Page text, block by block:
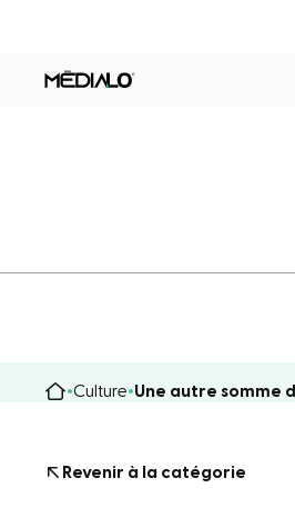
Culture Une autre somme
Revenir à la catégorie